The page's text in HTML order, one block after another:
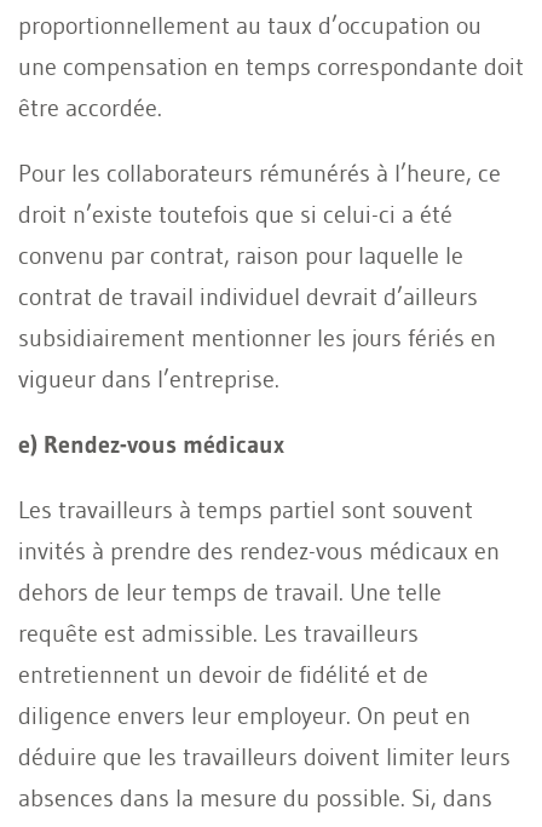
proportionnellement au taux d’occupation ou
une compensation en temps correspondante doit
être accordée.
Pour les collaborateurs rémunérés à l’heure, ce
droit n’existe toutefois que si celui-ci a été
convenu par contrat, raison pour laquelle le
contrat de travail individuel devrait d’ailleurs
subsidiairement mentionner les jours fériés en
vigueur dans l’entreprise.
e) Rendez-vous médicaux
Les travailleurs à temps partiel sont souvent
invités à prendre des rendez-vous médicaux en
dehors de leur temps de travail. Une telle
requête est admissible. Les travailleurs
entretiennent un devoir de fidélité et de
diligence envers leur employeur. On peut en
déduire que les travailleurs doivent limiter leurs
absences dans la mesure du possible. Si, dans